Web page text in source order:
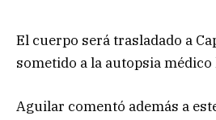
El cuerpo será trasladado a
sometido a la autopsia médico
Aguilar comentó además a